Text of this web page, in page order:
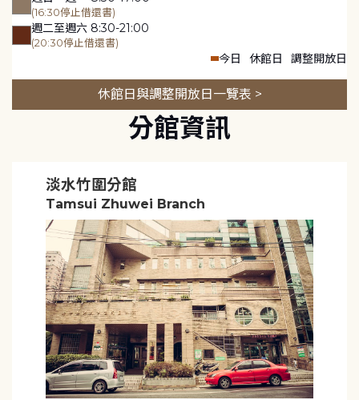
(16:30停止借還書)
週二至週六 8:30-21:00
(20:30停止借還書)
今日 休館日 調整開放日
休館日與調整開放日一覽表 >
分館資訊
淡水竹圍分館
Tamsui Zhuwei Branch